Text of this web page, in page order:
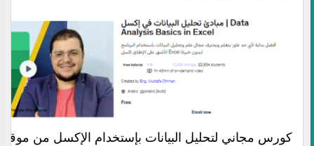
كورس مجاني لتحليل البيانات بإستخدام الإكسل من موقع Udemy